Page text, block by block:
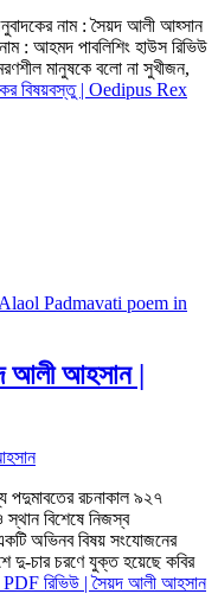
নাম : সৈয়দ আলী আহ্সান
: আহমদ পাবলিশিং হাউস রিভিউ
মানুষকে বলো না সুখীজন,
বিষয়বস্তু | Oedipus Rex
আলী আহসান |
পদুমাবতের রচনাকাল ৯২৭
বিশেষে নিজস্ব
অভিনব বিষয় সংযোজনের
দু-চার চরণে যুক্ত হয়েছে কবির
PDF রিভিউ | সৈয়দ আলী আহসান